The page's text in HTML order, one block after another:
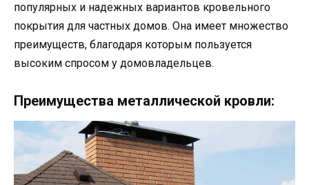
популярных и надежных вариантов кровельного
покрытия для частных домов. Она имеет множество
преимуществ, благодаря которым пользуется
высоким спросом у домовладельцев.
Преимущества металлической кровли: